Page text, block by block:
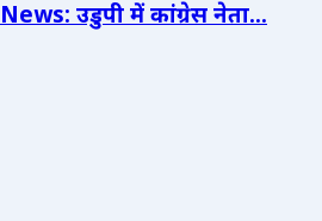
उडुपी में कांग्रेस नेता...